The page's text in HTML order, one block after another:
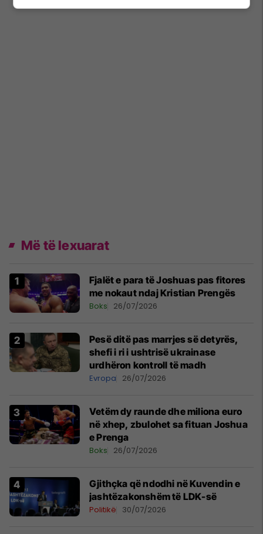
Më të lexuarat
Fjalët e para të Joshuas pas fitores
me nokaut ndaj Kristian Prengës
Boks 26/07/2026
Pesë ditë pas marrjes së detyrës,
shefi i ri i ushtrisë ukrainase
urdhëron kontroll të madh
Evropa 26/07/2026
Vetëm dy raunde dhe miliona euro
në xhep, zbulohet sa fituan Joshua
e Prenga
Boks 26/07/2026
Gjithçka që ndodhi në Kuvendin e
jashtëzakonshëm të LDK-së
Politikë 30/07/2026